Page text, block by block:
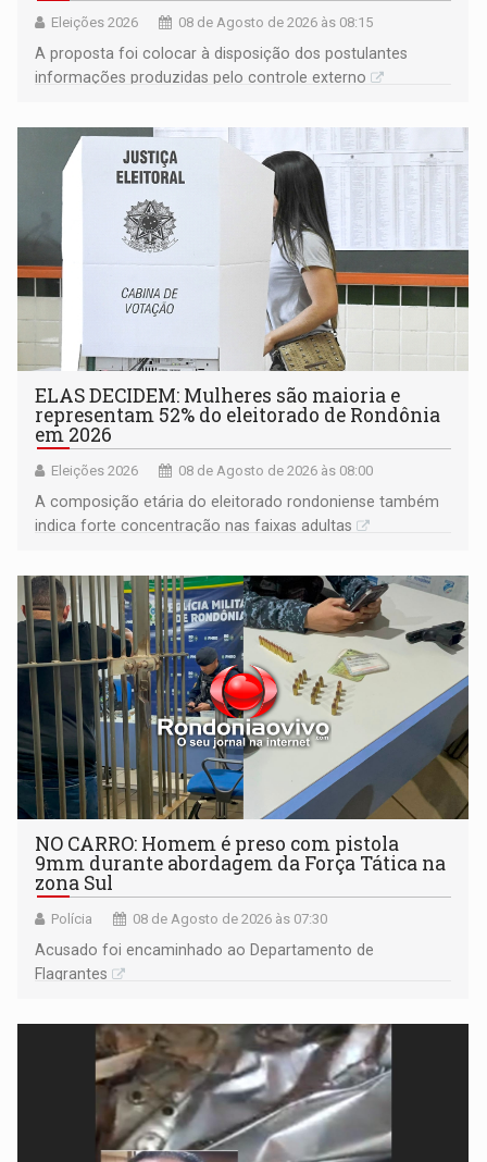
Eleições 2026 08 de Agosto de 2026 às 08:15
A proposta foi colocar à disposição dos postulantes
informações produzidas pelo controle externo
ELAS DECIDEM: Mulheres são maioria e
representam 52% do eleitorado de Rondônia
em 2026
Eleições 2026 08 de Agosto de 2026 às 08:00
A composição etária do eleitorado rondoniense também
indica forte concentração nas faixas adultas
NO CARRO: Homem é preso com pistola
9mm durante abordagem da Força Tática na
zona Sul
Polícia 08 de Agosto de 2026 às 07:30
Acusado foi encaminhado ao Departamento de
Flagrantes